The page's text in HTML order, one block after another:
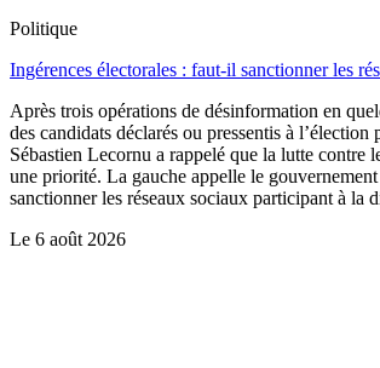
Politique
Ingérences électorales : faut-il sanctionner les
Après trois opérations de désinformation en
des candidats déclarés ou pressentis à l’élection
Sébastien Lecornu a rappelé que la lutte contre
une priorité. La gauche appelle le
sanctionner les réseaux sociaux participant à la
Le 6 août 2026